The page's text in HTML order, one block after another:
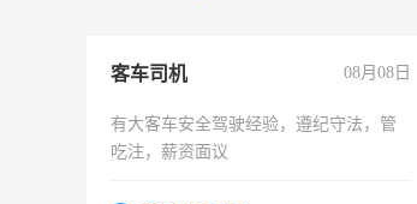
客车司机 08月08日
有大客车安全驾驶经验，遵纪守法，管
吃注，薪资面议